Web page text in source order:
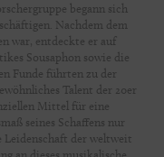
begann sich
Nachdem dem
war, entdeckte er auf
Sousaphon sowie die
Funde führten zu der
Talent der 20er
Mittel für eine
seines Schaffens nur
Leidenschaft der weltweit